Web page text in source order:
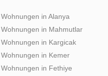
Wohnungen in Alanya
Wohnungen in Mahmutlar
Wohnungen in Kargicak
Wohnungen in Kemer
Wohnungen in Fethiye